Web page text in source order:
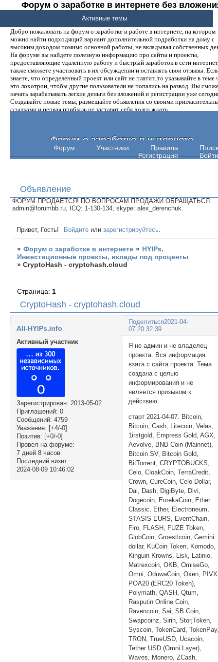
Форум о заработке в интернете без
денег.
Добро пожаловать на форум о заработке и работе в интернете, на котором
можно найти подходящий вариант дополнительной подработки на дому с
высоким доходом помимо основной работы, не вкладывая собственных
На форуме вы найдете полезную информацию про сайты и проекты,
предоставляющие удаленную работу и быстрый заработок в сети
также сможете участвовать в их обсуждении и оставлять свои отзывы.
знаете, что определенный проект или сайт не платит, то указывайте в теме
это лохотрон, чтобы другие пользователи не попались на развод. Вы
начать зарабатывать легкие деньги без вложений и регистрации уже
Создавайте новые темы, размещайте объявления со своими
ссылками и первая прибыль не заставит себя долго ждать.
Форум о заработке в интернете
Форум Участники Правила
Поиск
Регистрация
Войти
Активные темы
Объявление
ФОРУМ ПРОДАЕТСЯ! ПО ВОПРОСАМ ПРОДАЖИ ОБРАЩАТЬСЯ:
admin@forumbb.ru, ICQ: 1-130-134, skype: alex_derenchuk.
Привет, Гость! Войдите илизарегистрируйтесь
» Форум о заработке в интернете » HYIPs,
Инвестиционные проекты, вклады под проценты
»CryptoHash - cryptohash.cloud
CryptoHash - cryptohash.cloud
Страница: 1
Поделиться2021-04-
07 20:32:39
All-HYIPs.info
Активный участник
Зарегистрирован: 2013-05-02
Приглашений: 0
Сообщений: 4759
Уважение: [+4/-0]
Позитив: [+0/-0]
Провел на форуме:
7 дней 8 часов
Последний визит:
2024-08-09 10:46:02
Я не админ и не владелец
проекта. Вся информация
взята с сайта проекта. Тема
создана с целью
информирования и не
является призывом к
действию.
старт 2021-04-07. Bitcoin,
Bitcoin, Cash, Litecoin, Velas,
1irstgold, Empress Gold, AGX,
Aevolve, BNB Coin (Mainnet),
Bitcoin SV, Bitcoin Gold,
BitTorrent, CRYPTOBUCKS,
Celo, CloakCoin, TerraCredit,
Crown, CureCoin, Celo Dollar,
Dai, Dash, DigiByte, Divi,
Dogecoin, EurekaCoin, Ether
Classic, Ether, Electroneum,
STASIS EURS, EventChain,
Firo, FLASH, FUZE Token,
GlobCoin, Groestlcoin, Gemini
dollar, KuCoin Token, Komodo,
Kinguin Krowns, Lisk, Latinio,
Matrexcoin, OKB, OmiseGo,
Omni, OduwaCoin, Oxen,
POA20 (ERC20 Token),
Polymath, QASH, Qtum,
Rasputin Online Coin,
Ravencoin, Sai, SB Coin,
Swapcoinz, Sirin, StorjToken,
Syscoin, TokenCard,
TRON, TrueUSD, Ucacoin,
Tether USD (Omni Layer),
Waves, Monero, ZCash,